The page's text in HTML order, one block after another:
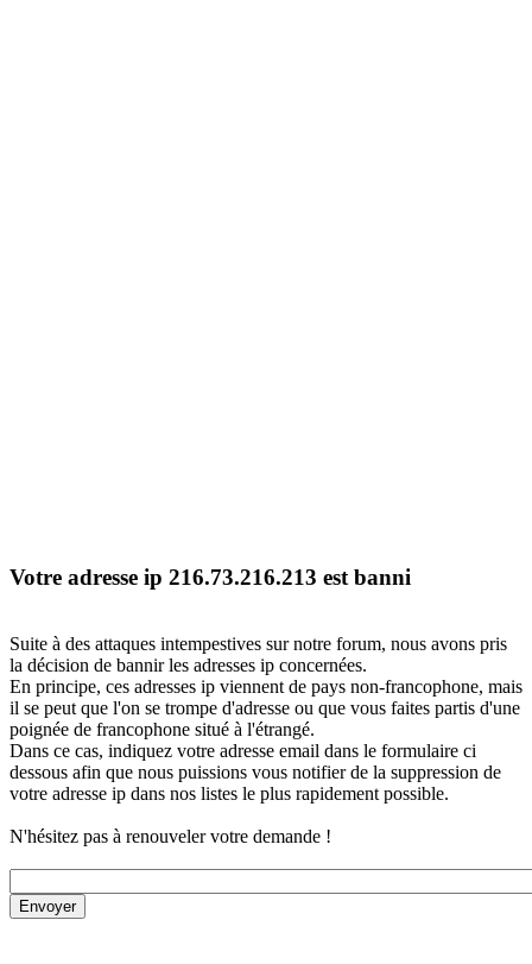
Votre adresse ip 216.73.216.213 est banni
Suite à des attaques intempestives sur notre forum, nous avons pris
la décision de bannir les adresses ip concernées.
En principe, ces adresses ip viennent de pays non-francophone, mais
il se peut que l'on se trompe d'adresse ou que vous faites partis d'une
poignée de francophone situé à l'étrangé.
Dans ce cas, indiquez votre adresse email dans le formulaire ci
dessous afin que nous puissions vous notifier de la suppression de
votre adresse ip dans nos listes le plus rapidement possible.
N'hésitez pas à renouveler votre demande !